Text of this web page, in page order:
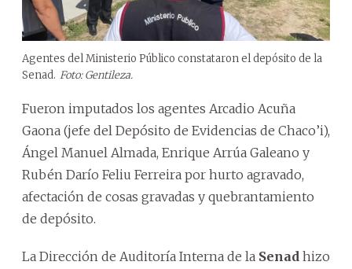
Agentes del Ministerio Público constataron el depósito de la
Senad. Foto: Gentileza.
Fueron imputados los agentes Arcadio Acuña
Gaona (jefe del Depósito de Evidencias de Chaco’i),
Ángel Manuel Almada, Enrique Arrúa Galeano y
Rubén Darío Feliu Ferreira por hurto agravado,
afectación de cosas gravadas y quebrantamiento
de depósito.
La Dirección de Auditoría Interna de la Senad hizo